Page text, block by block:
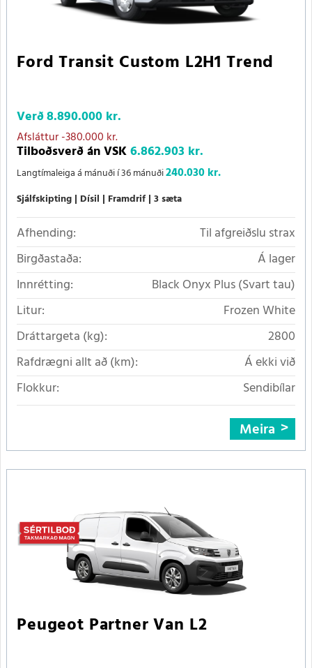
Ford Transit Custom L2H1 Trend
Verð8.890.000 kr.
Afsláttur-380.000 kr.
Tilboðsverð án VSK6.862.903 kr.
Langtímaleiga á mánuði í 36 mánuði240.030 kr.
Sjálfskipting Dísil Framdrif 3 sæta
Afhending:
Til afgreiðslu strax
Birgðastaða:
Á lager
Innrétting:
Black Onyx Plus (Svart tau)
Litur:
Frozen White
Dráttargeta (kg):
2800
Rafdrægni allt að (km):
Á ekki við
Flokkur:
Sendibílar
Meira
Peugeot Partner Van L2